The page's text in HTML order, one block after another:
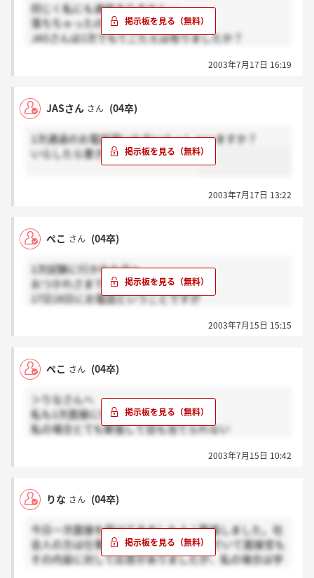
同じく私にも連絡ありません…
落ちちゃったのかしら…
JASさんは1次でもてごたえは有りましたか？
誰か通知がきた方教えて下さい。
明日の連絡という事は恐らくないでしょうね…
2003年7月17日 16:19
JASさん さん (04卒)
1次通過のお電話頂いた方いらっしゃいますか？
いらしたら書きこみお願いします！
2003年7月17日 13:22
ぺこ さん (04卒)
1次試験に行かれた方へ
おつかれさまでした。
17日18日にお電話ということですが
かけてくださる事はないのでしょうか？
いらっしゃいますか？
私は書かせていただいた通りもう駄目なのですが
ね。
またかかってきた方は頑張ってください！
応援しています。
2003年7月15日 15:15
ぺこ さん (04卒)
＞りなさんへ
私も1次面接に行ってまいりました。
私の場合とても緊張して目も当てられない
皆さんはすごくスマートに返答されているのに
面接官の方のお顔もひきつっていたような…
せっかくチャンスを与えていただいたのに
りなさん、頑張ってくださいね。
そしてあきさん、応援していただいたのに
それに応えられなくてごめんなさい。
2003年7月15日 10:42
りな さん (04卒)
今日一次面接を受けてきましたよ！緊張しました。社
会人の方は仕事の内容をPRに組み込んでいて面接官も
その内容に対して応答がありましたが、私の場合は学